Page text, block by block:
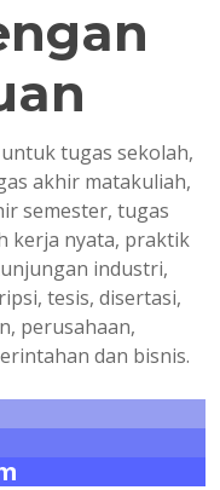
tugas sekolah,
akhir matakuliah,
semester, tugas
kerja nyata, praktik
industri,
tesis, disertasi,
perusahaan,
dan bisnis.